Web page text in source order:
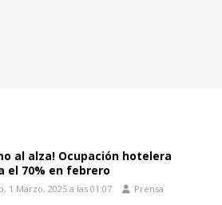
al alza! Ocupación hotelera
el 70% en febrero
1 Marzo, 2025 a las 01:07 Prensa